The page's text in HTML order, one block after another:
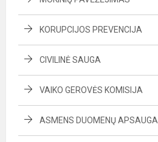
KORUPCIJOS PREVENCIJA
CIVILINĖ SAUGA
VAIKO GEROVĖS KOMISIJA
ASMENS DUOMENŲ APSAUGA